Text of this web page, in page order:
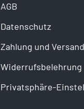
AGB
Datenschutz
Zahlung und Versand
Widerrufsbelehrung
Privatsphäre-